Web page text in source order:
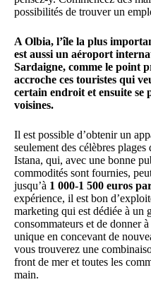
possibilités de trouver un
A Olbia, l’île la plus
est aussi un aéroport
Sardaigne, comme le point
accroche ces touristes qui
certain endroit et ensuite se
voisines.
Il est possible d’obtenir un
seulement des célèbres
Istana, qui, avec une bonne
commodités sont fournies,
jusqu’à 1 000-1 500 euros
expérience, il est bon
marketing qui est dédiée à un
consommateurs et de donner
unique en concevant de
vous trouverez une
front de mer et toutes les
main.